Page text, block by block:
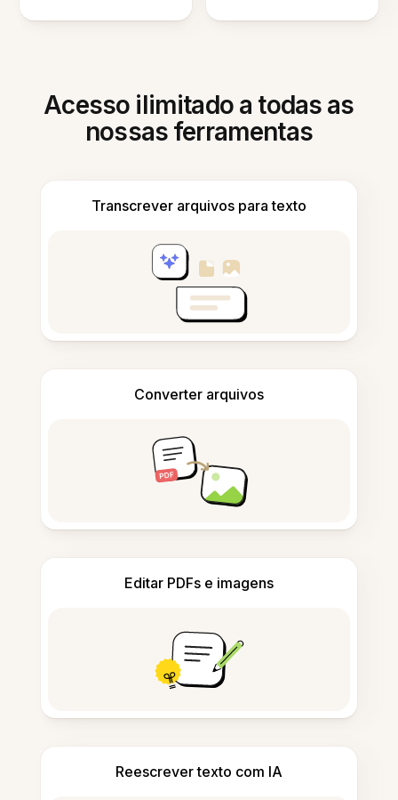
Acesso ilimitado a todas as
nossas ferramentas
Transcrever arquivos para texto
Converter arquivos
Editar PDFs e imagens
Reescrever texto com IA